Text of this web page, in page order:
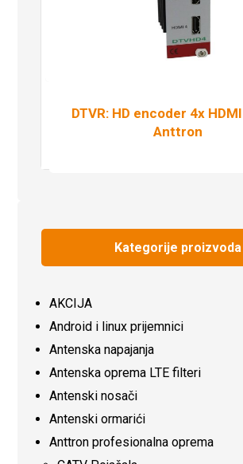
DTVR: HD encoder 4x
Anttron
Kategorije proizvoda
AKCIJA
Android i linux prijemnici
Antenska napajanja
Antenska oprema LTE filteri
Antenski nosači
Antenski ormarići
Anttron profesionalna oprema